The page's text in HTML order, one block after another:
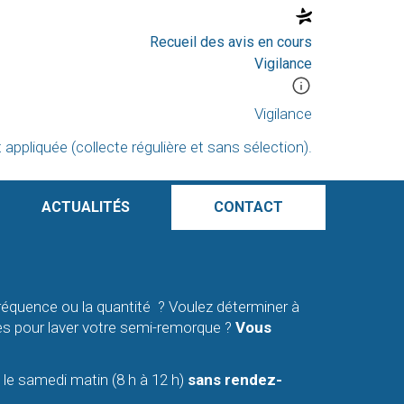
Recueil des avis en cours
Vigilance
Vigilance
(collecte régulière et sans sélection).
ACTUALITÉS CONTACT
ou la quantité ? Voulez déterminer à
pour laver votre semi-remorque ? Vous
samedi matin (8 h à 12 h) sans rendez-